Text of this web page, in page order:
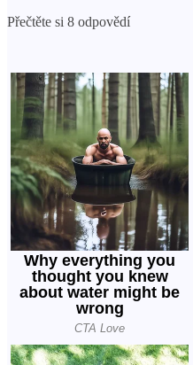
Přečtěte si 8 odpovědí